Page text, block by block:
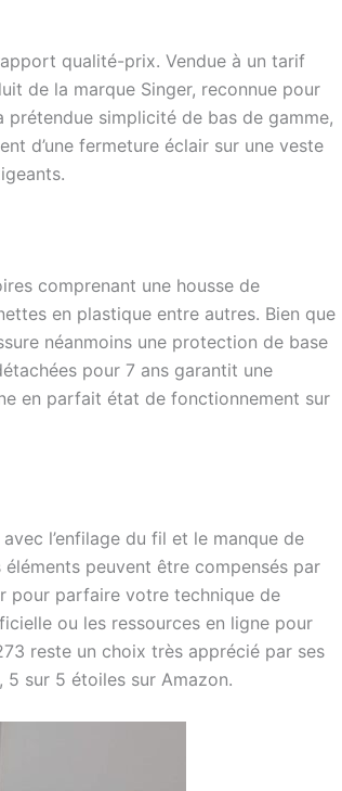
qualité-prix. Vendue à un tarif
de la marque Singer, reconnue pour
simplicité de bas de gamme,
d’une fermeture éclair sur une veste
comprenant une housse de
en plastique entre autres. Bien que
néanmoins une protection de base
pour 7 ans garantit une
en parfait état de fonctionnement sur
l’enfilage du fil et le manque de
peuvent être compensés par
pour parfaire votre technique de
ou les ressources en ligne pour
reste un choix très apprécié par ses
sur 5 étoiles sur Amazon.